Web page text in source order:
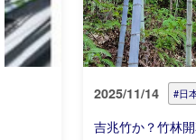
2025/11/14 #日
吉兆竹か？竹林